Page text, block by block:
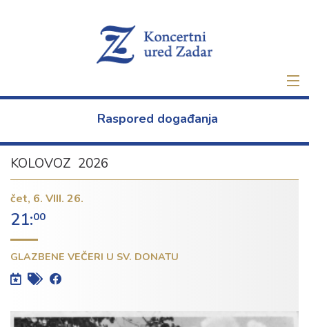
Novo
O nama
Projekti
Najam
Kontakt
Raspored događanja
KOLOVOZ 2026
čet, 6. VIII. 26.
21:00
GLAZBENE VEČERI U SV. DONATU